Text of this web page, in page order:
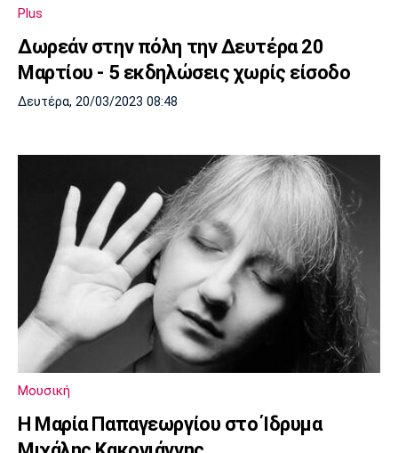
Πόρτο Μπενφίκα
Plus
Δωρεάν στην πόλη την Δευτέρα 20
Μαρτίου - 5 εκδηλώσεις χωρίς είσοδο
Δευτέρα, 20/03/2023 08:48
Μουσική
Η Μαρία Παπαγεωργίου στο Ίδρυμα